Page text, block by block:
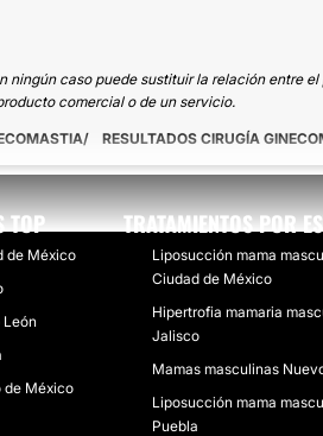
ningún caso puede sustituir la relación entre
comercial o de un servicio.
RESULTADOS CIRUGÍA
TOP
de México
León
de México
TRATAMIENTOS POR
Liposucción mama
Ciudad de México
Hipertrofia mamaria
Jalisco
Mamas masculinas
Liposucción mama
Puebla